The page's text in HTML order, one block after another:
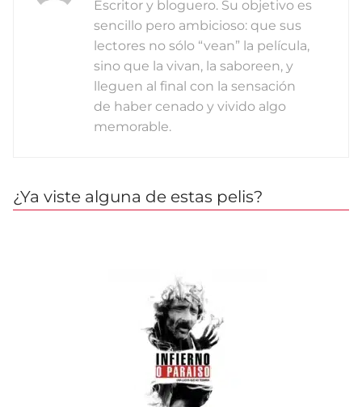
Escritor y bloguero. Su objetivo es
sencillo pero ambicioso: que sus
lectores no sólo “vean” la película,
sino que la vivan, la saboreen, y
lleguen al final con la sensación
de haber cenado y vivido algo
memorable.
¿Ya viste alguna de estas pelis?